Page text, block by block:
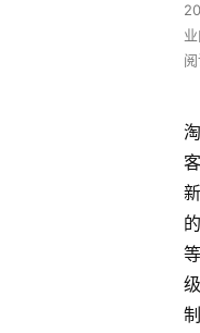
淘
客
新
的
等
级
制